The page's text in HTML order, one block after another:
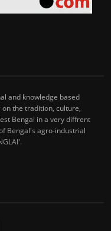
and knowledge based
the tradition, culture,
Bengal in a very diffrent
Bengal's agro-industrial